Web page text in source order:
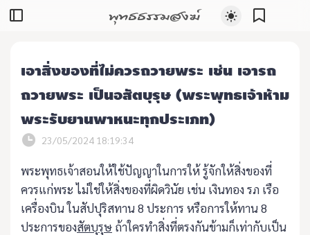
พุทธธรรมสงฆ์
เอาสิ่งของที่ไม่ควรถวายพระ เช่น เอารถ
ถวายพระ เป็นอสัตบุรุษ (พระพุทธเจ้าห้าม
พระรับยานพาหนะทุกประเภท)
23/05/2024 18:19:34
พระพุทธเจ้าสอนให้ใช้ปัญญาในการให้ รู้จักให้สิ่งของที่
ควรแก่พระ ไม่ใช่ให้สิ่งของที่ผิดวินัย เช่น เงินทอง รภ เรือ
เครื่องบิน ในสัปปุริสทาน 8 ประการ หรือการให้ทาน 8
ประการของสัตบุรุษ ถ้าใครทำสิ่งที่ตรงกันข้ามก็เท่ากับเป็น